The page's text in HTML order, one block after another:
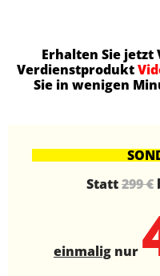
Erhalten Sie jetzt
Verdienstprodukt
Sie in wenigen
Statt299 €
einmalig nur